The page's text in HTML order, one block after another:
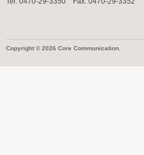
Copyright © 2026 Core Communication.